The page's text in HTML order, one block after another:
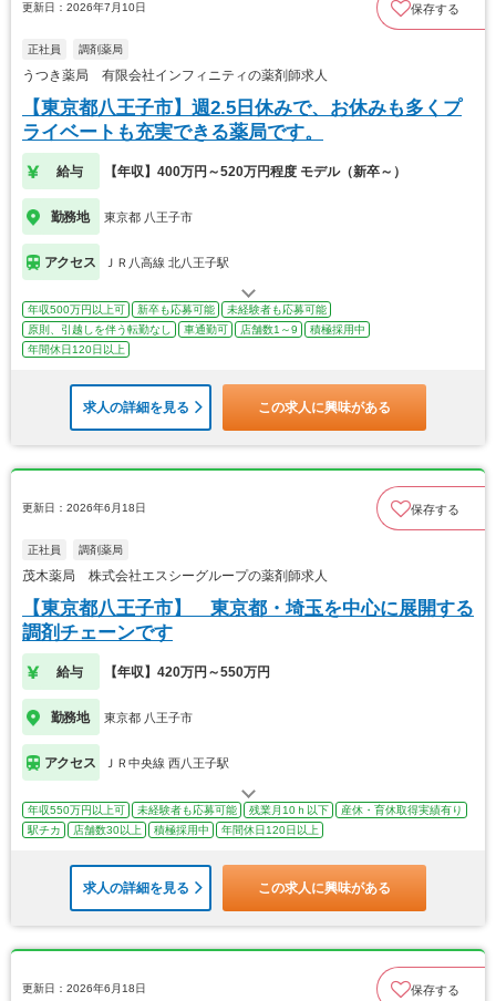
更新日：2026年7月10日 保存する
正社員 調剤薬局
うつき薬局 有限会社インフィニティの薬剤師求人
【東京都八王子市】週2.5日休みで、お休みも多くプ
ライベートも充実できる薬局です。
給与 【年収】400万円～520万円程度 モデル（新卒～）
勤務地 東京都 八王子市
アクセス ＪＲ八高線 北八王子駅
年収500万円以上可 新卒も応募可能
未経験者も応募可能
原則、引越しを伴う転勤なし
車通勤可 店舗数1～9
積極採用中
年間休日120日以上
求人の詳細を見る この求人に興味がある
更新日：2026年6月18日 保存する
正社員 調剤薬局
茂木薬局 株式会社エスシーグループの薬剤師求人
【東京都八王子市】 東京都・埼玉を中心に展開する
調剤チェーンです
給与 【年収】420万円～550万円
勤務地 東京都 八王子市
アクセス ＪＲ中央線 西八王子駅
年収550万円以上可 未経験者も応募可能 残業月10ｈ以下
産休・育休取得実績有り
駅チカ
店舗数30以上 積極採用中 年間休日120日以上
求人の詳細を見る この求人に興味がある
更新日：2026年6月18日 保存する